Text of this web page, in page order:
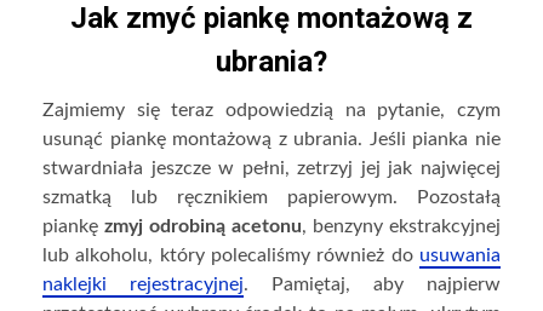
Jak zmyć piankę montażową z
ubrania?
Zajmiemy się teraz odpowiedzią na pytanie, czym
usunąć piankę montażową z ubrania. Jeśli pianka nie
stwardniała jeszcze w pełni, zetrzyj jej jak najwięcej
szmatką lub ręcznikiem papierowym. Pozostałą
piankę zmyj odrobiną acetonu, benzyny ekstrakcyjnej
lub alkoholu, który polecaliśmy również do usuwania
naklejki rejestracyjnej. Pamiętaj, aby najpierw